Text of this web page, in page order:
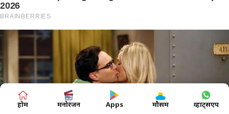
होम मनोरंजन Apps मौसम व्हाट्सएप